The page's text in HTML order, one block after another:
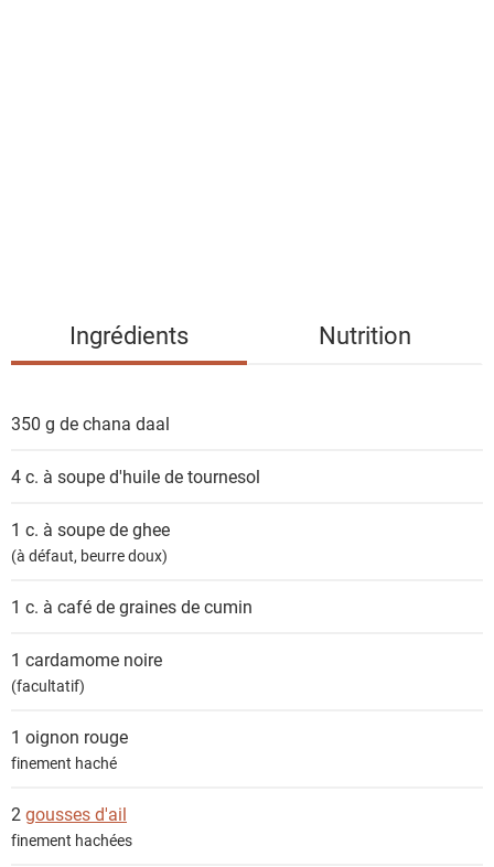
i
t
s
Ingrédients Nutrition
350 g dechana daal
4 c. à souped'huile de tournesol
1 c. à soupe deghee
(à défaut, beurre doux)
1 c. à café de graines decumin
1 cardamome noire
(facultatif)
1 oignon rouge
finement haché
2 gousses d'ail
finement hachées